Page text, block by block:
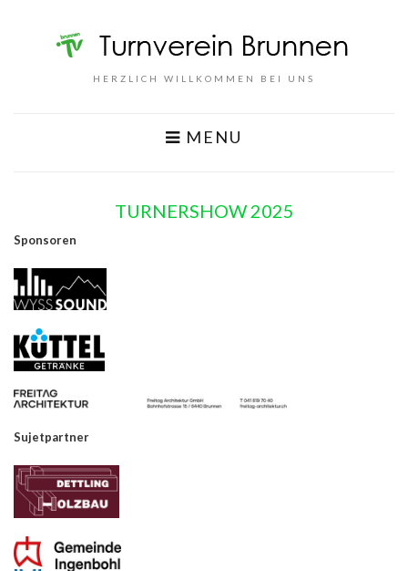
HERZLICH WILLKOMMEN BEI UNS
MENU
TURNERSHOW 2025
Sponsoren
Sujetpartner